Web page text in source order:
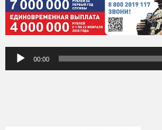
Аудиоплеер
00:00